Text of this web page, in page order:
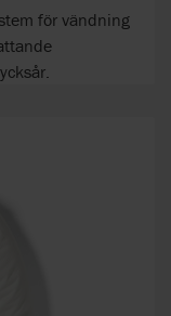
för vändning